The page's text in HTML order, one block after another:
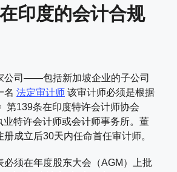
印度的会计合规
公司——包括新加坡企业的子公司
名 法定审计师 该审计师必须是根据
第139条在印度特许会计师协会
业特许会计师或会计师事务所。董
成立后30天内任命首任审计师。
必须在年度股东大会（AGM）上批